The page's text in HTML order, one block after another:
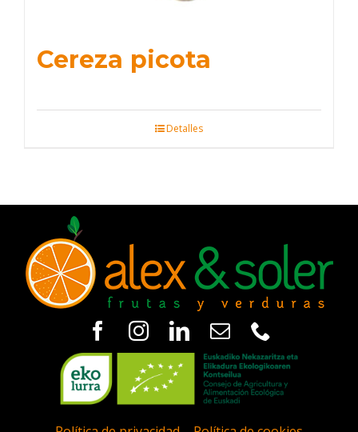
Cereza picota
Detalles